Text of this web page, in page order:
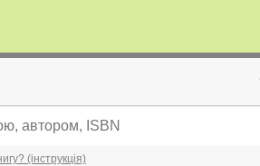
(інструкція)